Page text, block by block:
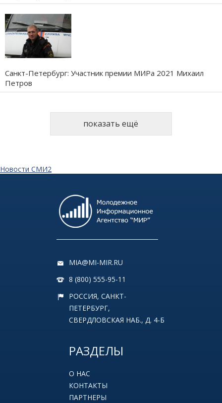
Санкт-Петербург: Участник премии МИРа 2021 Михаил
Петров
показать ещё
Новости СМИ2
MIA@MI-MIR.RU
8 (800) 555-95-11
РОССИЯ, САНКТ-
ПЕТЕРБУРГ,
СВЕРДЛОВСКАЯ НАБ., Д. 4-Б
РАЗДЕЛЫ
О НАС
КОНТАКТЫ
ПАРТНЕРЫ